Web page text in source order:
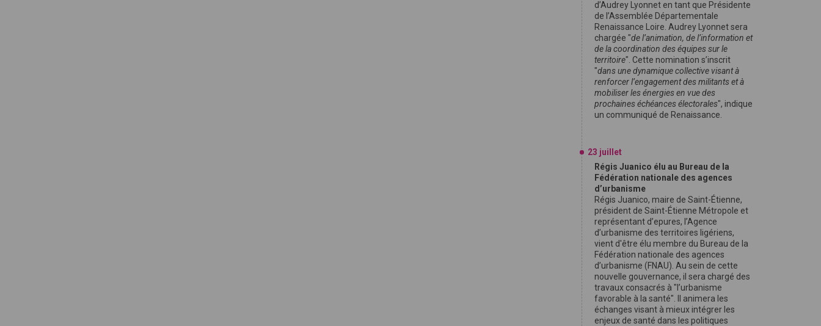
d’Audrey Lyonnet en tant que Présidente
de l’Assemblée Départementale
Renaissance Loire. Audrey Lyonnet sera
chargée "de l’animation, de l’information et
de la coordination des équipes sur le
territoire". Cette nomination s’inscrit
"dans une dynamique collective visant à
renforcer l’engagement des militants et à
mobiliser les énergies en vue des
prochaines échéances électorales", indique
un communiqué de Renaissance.
23 juillet
Régis Juanico élu au Bureau de la
Fédération nationale des agences
d’urbanisme
Régis Juanico, maire de Saint-Étienne,
président de Saint-Étienne Métropole et
représentant d’epures, l’Agence
d’urbanisme des territoires ligériens,
vient d'être élu membre du Bureau de la
Fédération nationale des agences
d’urbanisme (FNAU). Au sein de cette
nouvelle gouvernance, il sera chargé des
travaux consacrés à "l’urbanisme
favorable à la santé". Il animera les
échanges visant à mieux intégrer les
enjeux de santé dans les politiques